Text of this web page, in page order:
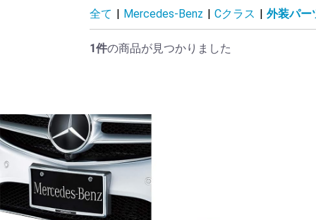
全て | Mercedes-Benz | Cクラス | 外装パー
1件の商品が見つかりました